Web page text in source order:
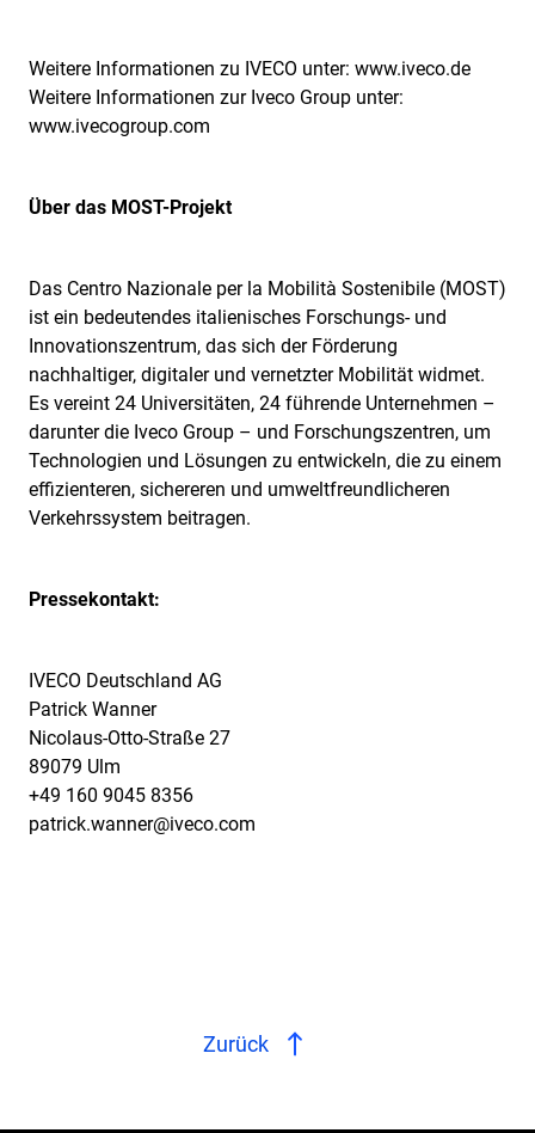
Weitere Informationen zu IVECO unter: www.iveco.de
Weitere Informationen zur Iveco Group unter:
www.ivecogroup.com
Über das MOST-Projekt
Das Centro Nazionale per la Mobilità Sostenibile (MOST)
ist ein bedeutendes italienisches Forschungs- und
Innovationszentrum, das sich der Förderung
nachhaltiger, digitaler und vernetzter Mobilität widmet.
Es vereint 24 Universitäten, 24 führende Unternehmen –
darunter die Iveco Group – und Forschungszentren, um
Technologien und Lösungen zu entwickeln, die zu einem
effizienteren, sichereren und umweltfreundlicheren
Verkehrssystem beitragen.
Pressekontakt:
IVECO Deutschland AG
Patrick Wanner
Nicolaus-Otto-Straße 27
89079 Ulm
+49 160 9045 8356
patrick.wanner@iveco.com
Zurück